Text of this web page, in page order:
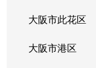
大阪市此花区
大阪市港区